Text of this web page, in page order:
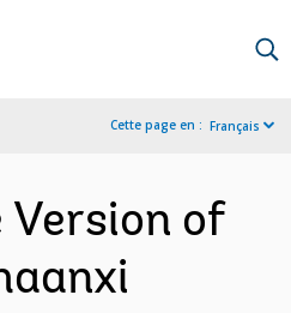
Cette page en : Français
Version of